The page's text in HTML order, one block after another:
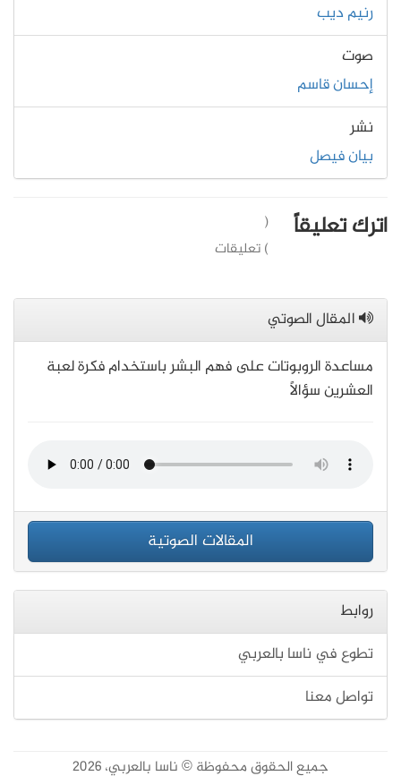
رنيم ديب
صوت
إحسان قاسم
نشر
بيان فيصل
اترك تعليقاً
(
) تعليقات
المقال الصوتي
مساعدة الروبوتات على فهم البشر باستخدام فكرة لعبة
العشرين سؤالًا
المقالات الصوتية
روابط
تطوع في ناسا بالعربي
تواصل معنا
جميع الحقوق محفوظة © ناسا بالعربي، 2026